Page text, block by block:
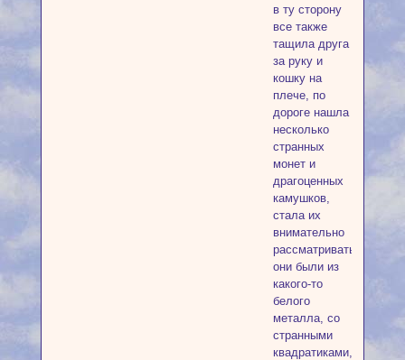
в ту сторону
все также
тащила друга
за руку и
кошку на
плече, по
дороге нашла
несколько
странных
монет и
драгоценных
камушков,
стала их
внимательно
рассматривать,
они были из
какого-то
белого
металла, со
странными
квадратиками,